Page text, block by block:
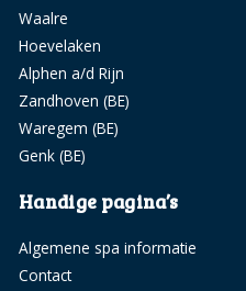
Waalre
Hoevelaken
Alphen a/d Rijn
Zandhoven (BE)
Waregem (BE)
Genk (BE)
Handige pagina’s
Algemene spa informatie
Contact